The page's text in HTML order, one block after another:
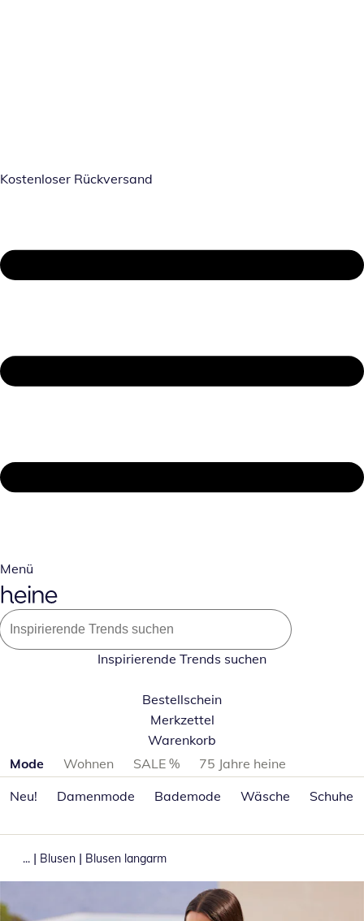
Kostenloser Rückversand
Menü
Inspirierende Trends suchen
Bestellschein
Merkzettel
Warenkorb
Produktkategorien überspringen
Mode Wohnen SALE %
75 Jahre heine
Neu!
Damenmode Bademode Wäsche Schuhe
... | Blusen | Blusen langarm